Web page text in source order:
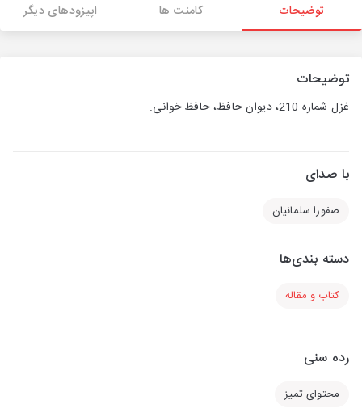
توضیحات کامنت ها اپیزودهای دیگر
توضیحات
غزل شماره 210، دیوان حافظ، حافظ خوانی.
با صدای
صفورا سلمانیان
دسته بندی‌ها
کتاب و مقاله
رده سنی
محتوای تمیز